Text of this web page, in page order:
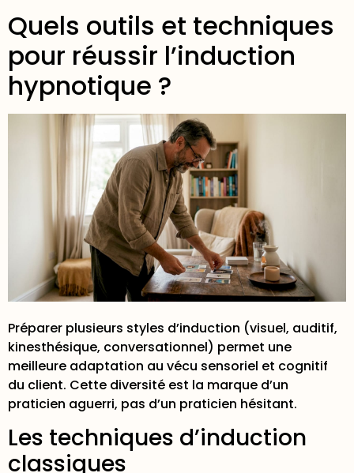
Quels outils et techniques
pour réussir l’induction
hypnotique ?
Préparer plusieurs styles d’induction (visuel, auditif,
kinesthésique, conversationnel) permet une
meilleure adaptation au vécu sensoriel et cognitif
du client. Cette diversité est la marque d’un
praticien aguerri, pas d’un praticien hésitant.
Les techniques d’induction
classiques